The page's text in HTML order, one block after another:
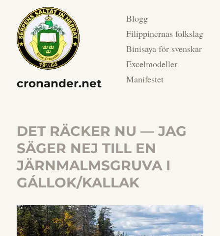
cronander.net
Blogg
Filippinernas folkslag
Binisaya för svenskar
Excelmodeller
Manifestet
DET RÄCKER NU — JAG
SÄGER NEJ TILL EN
JÄRNMALMSGRUVA I
GÁLLOK/KALLAK